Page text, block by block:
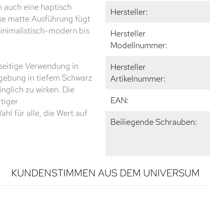
auch eine haptisch
matte Ausführung fügt
modern bis
Verwendung in
in tiefem Schwarz
zu wirken. Die
für alle, die Wert auf
Hersteller:
Hersteller
Modellnummer:
Hersteller
Artikelnummer:
EAN:
Beiliegende Schrauben:
KUNDENSTIMMEN AUS DEM UNIVERSUM